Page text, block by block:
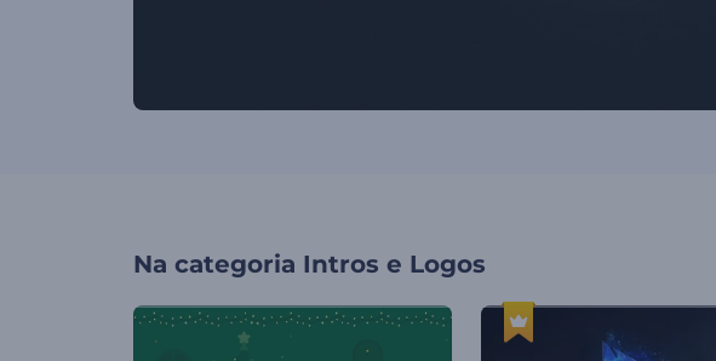
Na categoria Intros e Logos